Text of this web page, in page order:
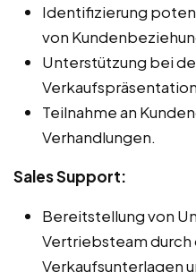
Identifizierung
von
Unterstützung bei
Teilnahme an
Verhandlungen.
Sales Support:
Bereitstellung von
Vertriebsteam
Verkaufsunterlagen